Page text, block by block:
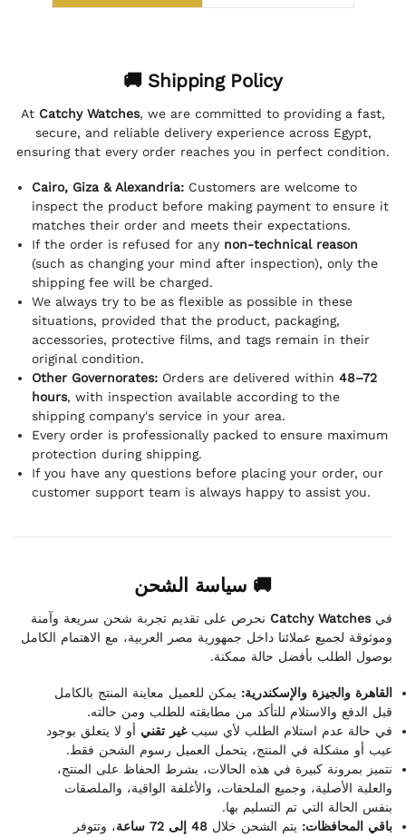
🚚 Shipping Policy
At Catchy Watches, we are committed to providing a fast,
secure, and reliable delivery experience across Egypt,
ensuring that every order reaches you in perfect condition.
Cairo, Giza & Alexandria: Customers are welcome to
inspect the product before making payment to ensure it
matches their order and meets their expectations.
If the order is refused for any non-technical reason
(such as changing your mind after inspection), only the
shipping fee will be charged.
We always try to be as flexible as possible in these
situations, provided that the product, packaging,
accessories, protective films, and tags remain in their
original condition.
Other Governorates: Orders are delivered within 48–72
hours, with inspection available according to the
shipping company's service in your area.
Every order is professionally packed to ensure maximum
protection during shipping.
If you have any questions before placing your order, our
customer support team is always happy to assist you.
🚚 سياسة الشحن
فيCatchy Watches نحرص على تقديم تجربة شحن سريعة وآمنة
وموثوقة لجميع عملائنا داخل جمهورية مصر العربية، مع الاهتمام الكامل
بوصول الطلب بأفضل حالة ممكنة.
القاهرة والجيزة والإسكندرية: يمكن للعميل معاينة المنتج بالكامل
قبل الدفع والاستلام للتأكد من مطابقته للطلب ومن حالته.
في حالة عدم استلام الطلب لأي سببغير تقني أو لا يتعلق بوجود
عيب أو مشكلة في المنتج، يتحمل العميل رسوم الشحن فقط.
نتميز بمرونة كبيرة في هذه الحالات، بشرط الحفاظ على المنتج،
والعلبة الأصلية، وجميع الملحقات، والأغلفة الواقية، والملصقات
بنفس الحالة التي تم التسليم بها.
باقي المحافظات: يتم الشحن خلال 48 إلى 72 ساعة ، وتتوفر